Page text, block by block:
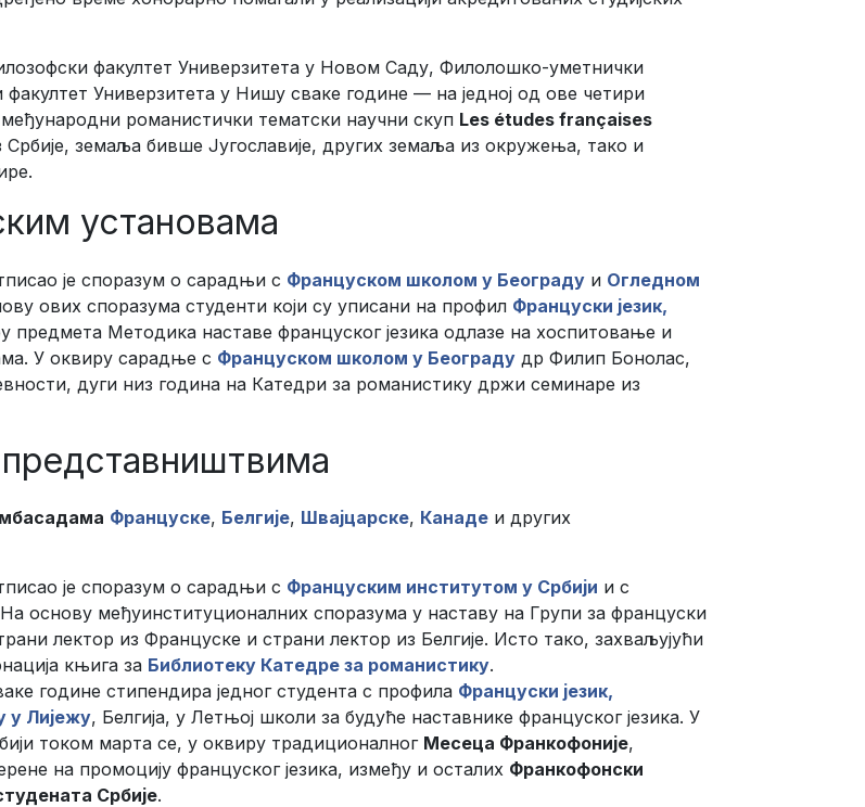
факултет Универзитета у Новом Саду, Филолошко-уметнички
Универзитета у Нишу сваке године — на једној од ове четири
романистички тематски научни скуп Les études françaises
земаља бивше Југославије, других земаља из окружења, тако и
установама
је споразум о сарадњи с Француском школом у Београду и Огледном
ових споразума студенти који су уписани на профил Француски језик,
предмета Методика наставе француског језика одлазе на хоспитовање и
У оквиру сарадње с Француском школом у Београду др Филип Бонолас,
дуги низ година на Катедри за романистику држи семинаре из
Француске, Белгије, Швајцарске, Канаде и других
је споразум о сарадњи с Француским институтом у Србији и с
основу међуинституционалних споразума у наставу на Групи за француски
лектор из Француске и страни лектор из Белгије. Исто тако, захваљујући
књига за Библиотеку Катедре за романистику.
године стипендира једног студента с профила Француски језик,
у Лијежу, Белгија, у Летњој школи за будуће наставнике француског језика. У
током марта се, у оквиру традиционалног Месеца Франкофоније,
на промоцију француског језика, између и осталих Франкофонски
Србије.